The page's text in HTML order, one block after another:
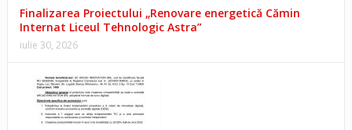
Finalizarea Proiectului „Renovare energetică Cămin
Internat Liceul Tehnologic Astra”
iulie 30, 2026